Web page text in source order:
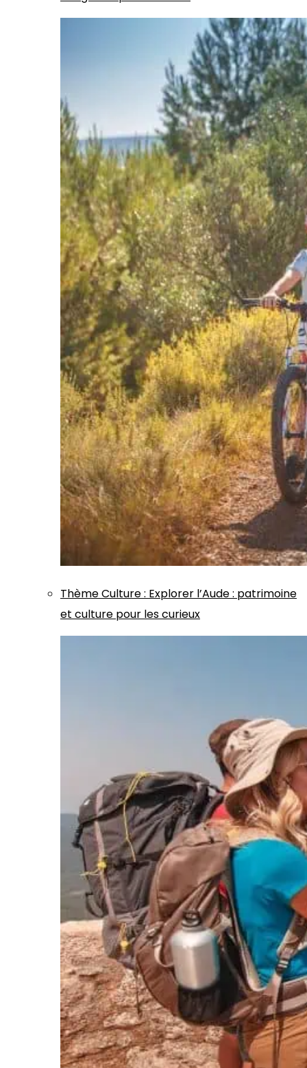
ThèmeCulture: Explorer l’Aude : patrimoine
et culture pour les curieux